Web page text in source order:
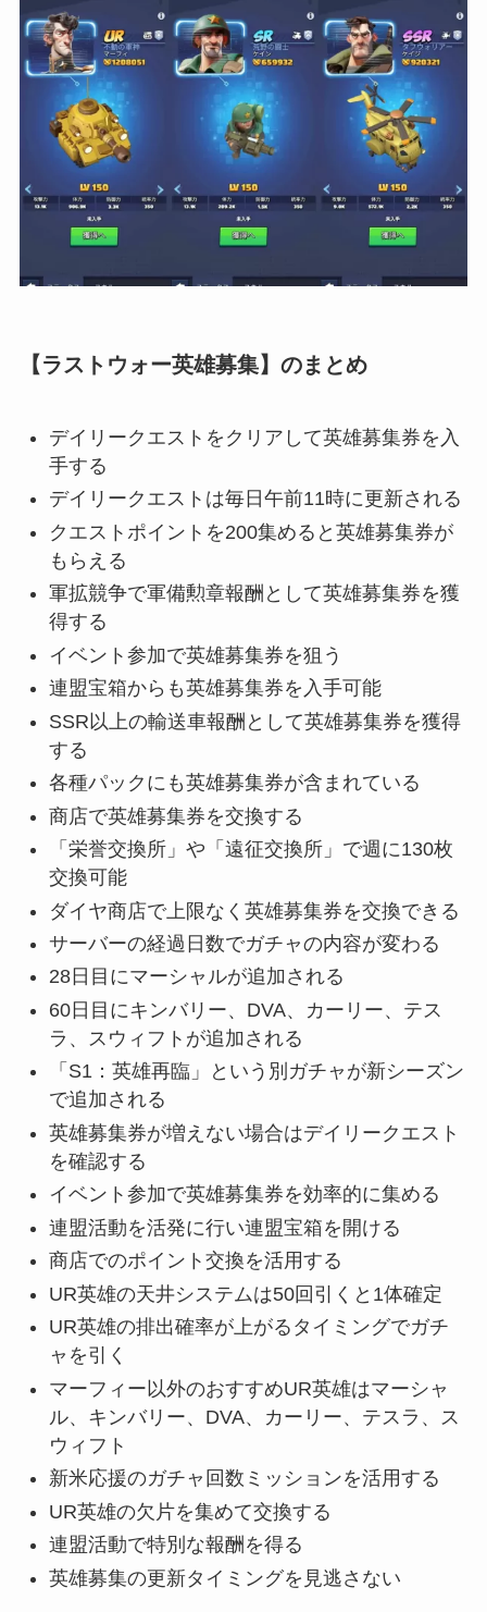
【ラストウォー英雄募集】のまとめ
デイリークエストをクリアして英雄募集券を入
手する
デイリークエストは毎日午前11時に更新される
クエストポイントを200集めると英雄募集券が
もらえる
軍拡競争で軍備勲章報酬として英雄募集券を獲
得する
イベント参加で英雄募集券を狙う
連盟宝箱からも英雄募集券を入手可能
SSR以上の輸送車報酬として英雄募集券を獲得
する
各種パックにも英雄募集券が含まれている
商店で英雄募集券を交換する
「栄誉交換所」や「遠征交換所」で週に130枚
交換可能
ダイヤ商店で上限なく英雄募集券を交換できる
サーバーの経過日数でガチャの内容が変わる
28日目にマーシャルが追加される
60日目にキンバリー、DVA、カーリー、テス
ラ、スウィフトが追加される
「S1：英雄再臨」という別ガチャが新シーズン
で追加される
英雄募集券が増えない場合はデイリークエスト
を確認する
イベント参加で英雄募集券を効率的に集める
連盟活動を活発に行い連盟宝箱を開ける
商店でのポイント交換を活用する
UR英雄の天井システムは50回引くと1体確定
UR英雄の排出確率が上がるタイミングでガチ
ャを引く
マーフィー以外のおすすめUR英雄はマーシャ
ル、キンバリー、DVA、カーリー、テスラ、ス
ウィフト
新米応援のガチャ回数ミッションを活用する
UR英雄の欠片を集めて交換する
連盟活動で特別な報酬を得る
英雄募集の更新タイミングを見逃さない